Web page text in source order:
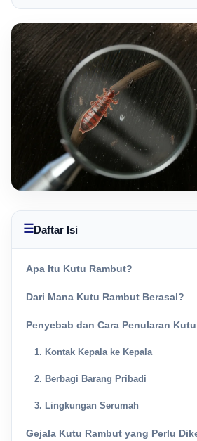
☰Daftar Isi
Apa Itu Kutu Rambut?
Dari Mana Kutu Rambut Berasal?
Penyebab dan Cara Penularan
1. Kontak Kepala ke Kepala
2. Berbagi Barang Pribadi
3. Lingkungan Serumah
Gejala Kutu Rambut yang Perlu